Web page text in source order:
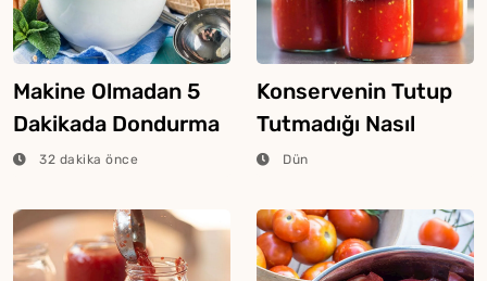
Makine Olmadan 5
Dakikada Dondurma
Yapmanın Püf
32 dakika önce
Konservenin Tutup
Tutmadığı Nasıl
Anlaşılır?
Dün